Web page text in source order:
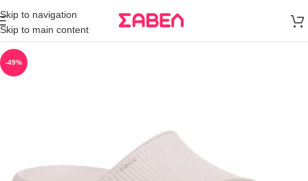
Skip to navigation
Skip to main content
άνω των 80€
Παραγγελία
-49%